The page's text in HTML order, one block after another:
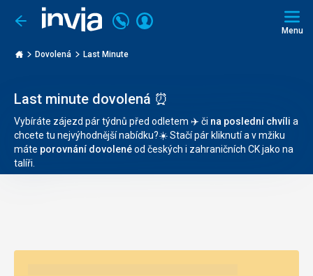
Jít
zpět
Volejte
226
Přihlásit
Menu
Dovolená Last Minute
Last minute dovolená ⏰
Vybíráte zájezd pár týdnů před odletem ✈️ či na poslední chvíli a
chcete tu nejvýhodnější nabídku?☀️Stačí pár kliknutí a v mžiku
máte porovnání dovolenéod českých i zahraničních CK jako na
talíři.